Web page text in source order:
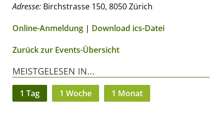
Adresse: Birchstrasse 150, 8050 Zürich
Online-Anmeldung | Download ics-Datei
Zurück zur Events-Übersicht
MEISTGELESEN IN...
1 Tag 1 Woche 1 Monat